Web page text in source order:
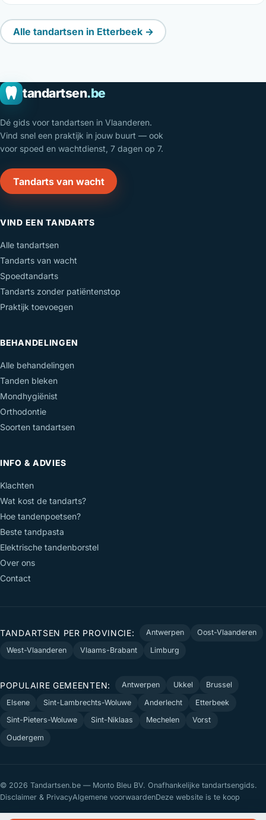
Alle tandartsen in Etterbeek →
tandartsen.be
Dé gids voor tandartsen in Vlaanderen.
Vind snel een praktijk in jouw buurt — ook
voor spoed en wachtdienst, 7 dagen op 7.
Tandarts van wacht
VIND EEN TANDARTS
Alle tandartsen
Tandarts van wacht
Spoedtandarts
Tandarts zonder patiëntenstop
Praktijk toevoegen
BEHANDELINGEN
Alle behandelingen
Tanden bleken
Mondhygiënist
Orthodontie
Soorten tandartsen
INFO & ADVIES
Klachten
Wat kost de tandarts?
Hoe tandenpoetsen?
Beste tandpasta
Elektrische tandenborstel
Over ons
Contact
TANDARTSEN PER PROVINCIE: Antwerpen
Oost-Vlaanderen
West-Vlaanderen
Vlaams-Brabant Limburg
POPULAIRE GEMEENTEN: Antwerpen Ukkel
Brussel
Elsene
Sint-Lambrechts-Woluwe Anderlecht
Etterbeek
Sint-Pieters-Woluwe
Sint-Niklaas Mechelen
Vorst
Oudergem
© 2026 Tandartsen.be — Monto Bleu BV. Onafhankelijke tandartsengids.
Disclaimer & PrivacyAlgemene voorwaardenDeze website is te koop